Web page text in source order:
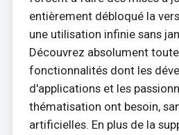
entièrement débloqué la
une utilisation infinie sans
Découvrez absolument
fonctionnalités dont les
d'applications et les
thématisation ont besoin,
artificielles. En plus de la